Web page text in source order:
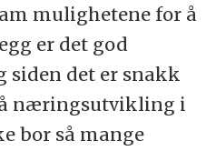
mulighetene for å
er det god
det er snakk
næringsutvikling i
bor så mange